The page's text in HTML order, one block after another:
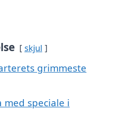
skjul
grimmeste
med speciale i